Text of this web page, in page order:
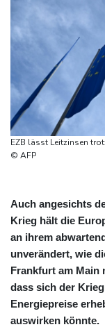
EZB lässt Leitzinsen
© AFP
Auch angesichts
Krieg hält die
an ihrem
unverändert, wie
Frankfurt am Main
dass sich der
Energiepreise
auswirken könnte.